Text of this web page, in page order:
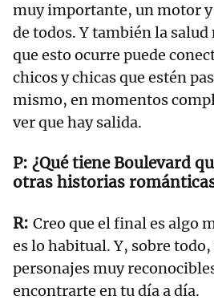
muy importante, un motor y
de todos. Y también la
que esto ocurre puede
chicos y chicas que estén
mismo, en momentos
ver que hay salida.
¿Qué tiene Boulevard
otras historias
Creo que el final es algo
es lo habitual. Y, sobre
personajes muy
encontrarte en tu día a día.